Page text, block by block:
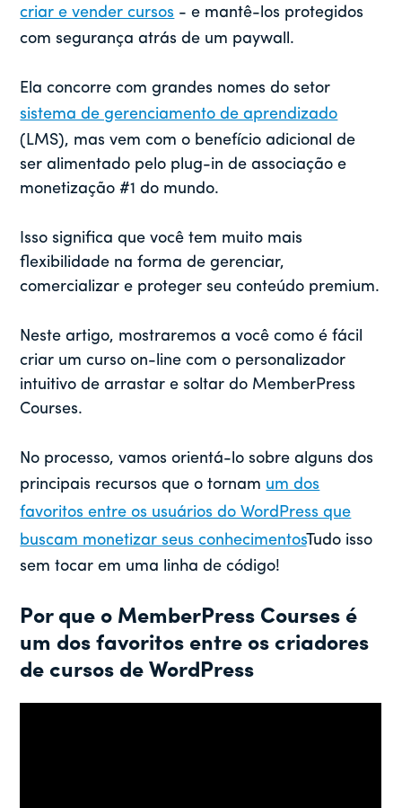
criar e vender cursos - e mantê-los protegidos
com segurança atrás de um paywall.
Ela concorre com grandes nomes do setor
sistema de gerenciamento de aprendizado
(LMS), mas vem com o benefício adicional de
ser alimentado pelo plug-in de associação e
monetização #1 do mundo.
Isso significa que você tem muito mais
flexibilidade na forma de gerenciar,
comercializar e proteger seu conteúdo premium.
Neste artigo, mostraremos a você como é fácil
criar um curso on-line com o personalizador
intuitivo de arrastar e soltar do MemberPress
Courses.
No processo, vamos orientá-lo sobre alguns dos
principais recursos que o tornam um dos
favoritos entre os usuários do WordPress que
buscam monetizar seus conhecimentosTudo isso
sem tocar em uma linha de código!
Por que o MemberPress Courses é
um dos favoritos entre os criadores
de cursos de WordPress